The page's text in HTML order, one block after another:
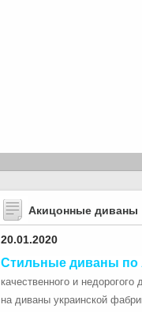
Акицонные диваны
20.01.2020
Стильные диваны по
качественного и
на диваны украинской